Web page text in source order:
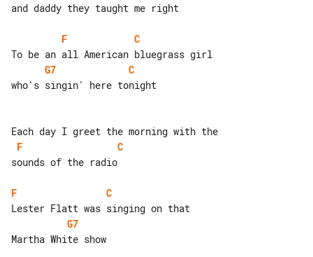
and daddy they taught me right
F
C
G7
C
who's singin' here tonight
F
C
sounds of the radio
F
C
G7
Martha White show